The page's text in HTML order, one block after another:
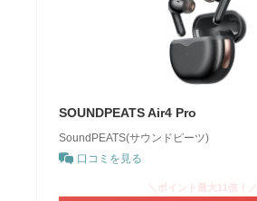
SOUNDPEATS Air4 Pro
SoundPEATS(サウンドピーツ)
口コミを見る
＼ポイント最大11倍！／